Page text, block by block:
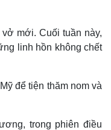
mới. Cuối tuần này,
linh hồn không chết
để tiện thăm nom và
trong phiên điều